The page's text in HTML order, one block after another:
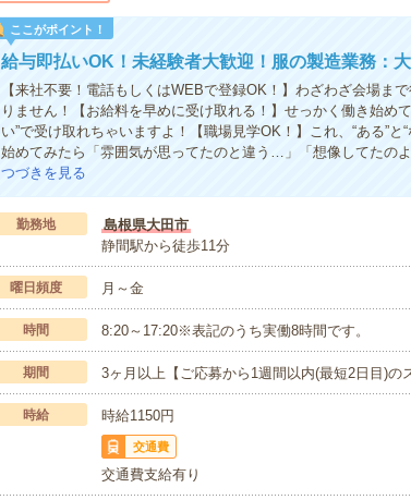
ここがポイント！
給与即払いOK！未経験者大歓迎！服の製造業務：
【来社不要！電話もしくはWEBで登録OK！】わざわざ会場
りません！【お給料を早めに受け取れる！】せっかく働き始め
い”で受け取れちゃいますよ！【職場見学OK！】これ、“ある”
始めてみたら「雰囲気が思ってたのと違う…」「想像してたの
つづきを見る
勤務地
島根県大田市
静間駅から徒歩11分
曜日頻度 月～金
時間 8:20～17:20※表記のうち実働8時間です。
期間 3ヶ月以上【ご応募から1週間以内(最短2日目)の
時給 時給1150円
交通費
交通費支給有り